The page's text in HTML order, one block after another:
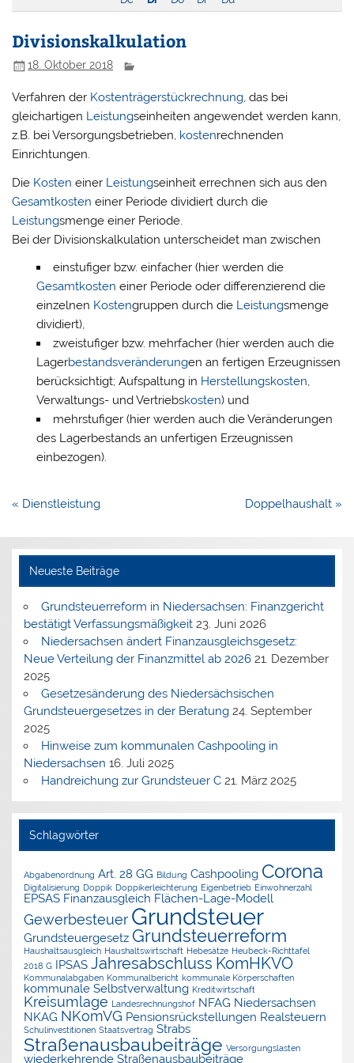
Divisionskalkulation
18. Oktober 2018
Verfahren der Kostenträgerstückrechnung, das bei
gleichartigen Leistungseinheiten angewendet werden kann,
z.B. bei Versorgungsbetrieben, kostenrechnenden
Einrichtungen.
Die Kosten einer Leistungseinheit errechnen sich aus den
Gesamtkosten einer Periode dividiert durch die
Leistungsmenge einer Periode.
Bei der Divisionskalkulation unterscheidet man zwischen
einstufiger bzw. einfacher (hier werden die
Gesamtkosten einer Periode oder differenzierend die
einzelnen Kostengruppen durch die Leistungsmenge
dividiert),
zweistufiger bzw. mehrfacher (hier werden auch die
Lagerbestandsveränderungen an fertigen Erzeugnissen
berücksichtigt; Aufspaltung in Herstellungskosten,
Verwaltungs- und Vertriebskosten) und
mehrstufiger (hier werden auch die Veränderungen
des Lagerbestands an unfertigen Erzeugnissen
einbezogen).
Beitragsnavigation
« Dienstleistung Doppelhaushalt »
Neueste Beiträge
Grundsteuerreform in Niedersachsen: Finanzgericht
bestätigt Verfassungsmäßigkeit 23. Juni 2026
Niedersachsen ändert Finanzausgleichsgesetz:
Neue Verteilung der Finanzmittel ab 2026 21. Dezember
2025
Gesetzesänderung des Niedersächsischen
Grundsteuergesetzes in der Beratung 24. September
2025
Hinweise zum kommunalen Cashpooling in
Niedersachsen 16. Juli 2025
Handreichung zur Grundsteuer C 21. März 2025
Schlagwörter
Abgabenordnung Art. 28 GG Bildung Cashpooling Corona
Digitalisierung Doppik Doppikerleichterung Eigenbetrieb Einwohnerzahl
EPSAS Finanzausgleich Flächen-Lage-Modell
Gewerbesteuer Grundsteuer
Grundsteuergesetz Grundsteuerreform
Haushaltsausgleich Haushaltswirtschaft Hebesätze Heubeck-Richttafel
2018 G IPSAS Jahresabschluss KomHKVO
Kommunalabgaben Kommunalbericht kommunale Körperschaften
kommunale Selbstverwaltung Kreditwirtschaft
Kreisumlage Landesrechnungshof NFAG Niedersachsen
NKAG NKomVG Pensionsrückstellungen Realsteuern
Schulinvestitionen Staatsvertrag Strabs
Straßenausbaubeiträge Versorgungslasten
wiederkehrende Straßenausbaubeiträge